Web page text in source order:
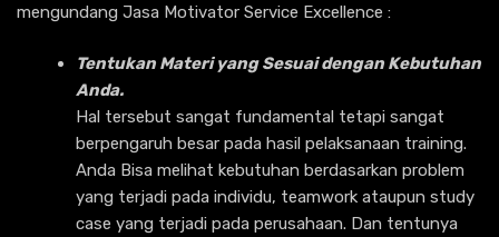
mengundang Jasa Motivator Service Excellence :
Tentukan Materi yang Sesuai dengan Kebutuhan
Anda.
Hal tersebut sangat fundamental tetapi sangat
berpengaruh besar pada hasil pelaksanaan training.
Anda Bisa melihat kebutuhan berdasarkan problem
yang terjadi pada individu, teamwork ataupun study
case yang terjadi pada perusahaan. Dan tentunya